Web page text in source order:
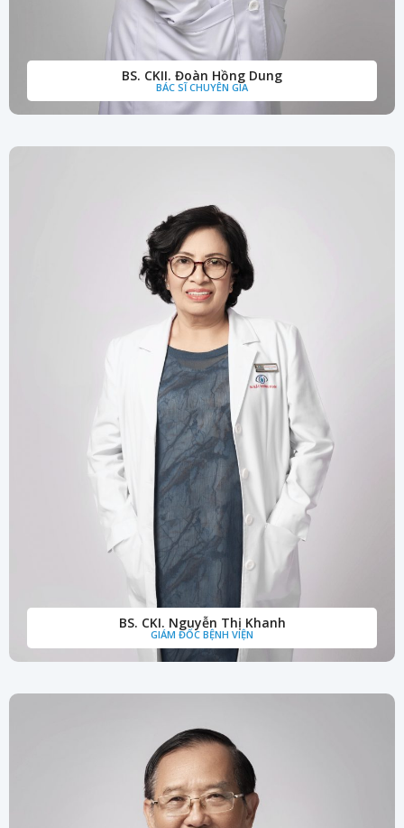
BS. CKII. Đoàn Hồng Dung
BÁC SĨ CHUYÊN GIA
BS. CKI. Nguyễn Thị Khanh
GIÁM ĐỐC BỆNH VIỆN